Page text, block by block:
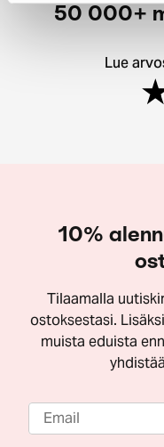
50 000+
Lue
10%
Tilaamalla
ostoksestasi.
muista eduista